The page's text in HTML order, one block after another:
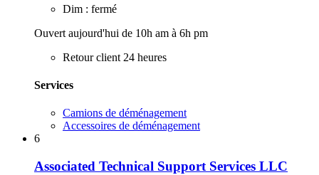
Dim : fermé
Ouvert aujourd'hui de 10h am à 6h pm
Retour client 24 heures
Services
Camions de déménagement
Accessoires de déménagement
6
Associated Technical Support Services LLC